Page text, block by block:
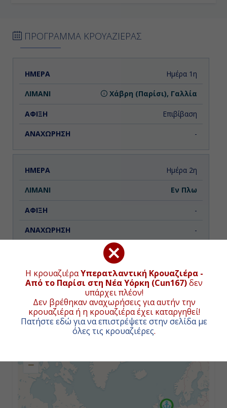
Η κρουαζιέραΥπερατλαντική Κρουαζιέρα -
Από το Παρίσι στη Νέα Υόρκη (Cun167)δεν
υπάρχει πλέον!
Δεν βρέθηκαν αναχωρήσεις για αυτήν την
κρουαζιέρα ή η κρουαζιέρα έχει καταργηθεί!
Πατήστε εδώ για να επιστρέψετε στην σελίδα με
όλες τις κρουαζιέρες.
ΠΡΟΓΡΑΜΜΑ ΚΡΟΥΑΖΙΕΡΑΣ
ΗΜΕΡΑ ΑΝΑΧΩΡΗΣΗ
Ημέρα 1η
Χάβρη (Παρίσι), Γαλλία
Επιβίβαση
-
Ημέρα 2η
Εν Πλω
-
-
Εν Πλω
-
-
Ημέρα 4η
Εν Πλω
ΧΑΡΤΗΣ ΚΡΟΥΑΖΙΕΡΑΣ
Συνολική απόσταση κρουαζιέρας:3098ναυτικά μίλια
(5738χλμ.)
−